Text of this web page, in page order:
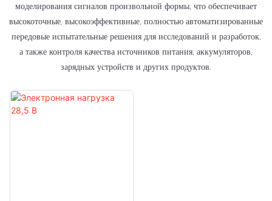
моделирования сигналов произвольной формы, что обеспечивает
высокоточные, высокоэффективные, полностью автоматизированные
передовые испытательные решения для исследований и разработок,
а также контроля качества источников питания, аккумуляторов,
зарядных устройств и других продуктов.